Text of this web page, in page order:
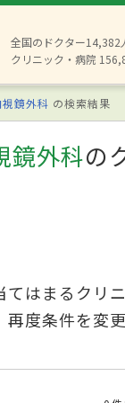
全国のドクター14,382
クリニック・病院
視鏡外科 の検索結果
鏡外科の
てはまるクリ
再度条件を変